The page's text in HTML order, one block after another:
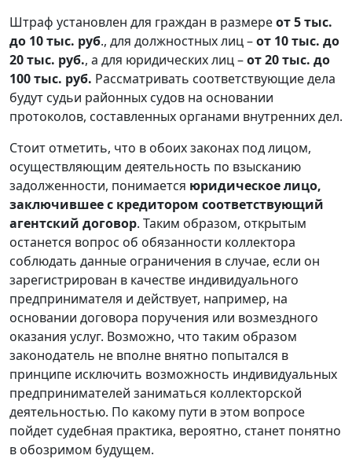
Штраф установлен для граждан в размереот 5 тыс.
до 10 тыс. руб., для должностных лиц –от 10 тыс. до
20 тыс. руб., а для юридических лиц –от 20 тыс. до
100 тыс. руб. Рассматривать соответствующие дела
будут судьи районных судов на основании
протоколов, составленных органами внутренних дел.
Стоит отметить, что в обоих законах под лицом,
осуществляющим деятельность по взысканию
задолженности, понимается юридическое лицо,
заключившее с кредитором соответствующий
агентский договор. Таким образом, открытым
останется вопрос об обязанности коллектора
соблюдать данные ограничения в случае, если он
зарегистрирован в качестве индивидуального
предпринимателя и действует, например, на
основании договора поручения или возмездного
оказания услуг. Возможно, что таким образом
законодатель не вполне внятно попытался в
принципе исключить возможность индивидуальных
предпринимателей заниматься коллекторской
деятельностью. По какому пути в этом вопросе
пойдет судебная практика, вероятно, станет понятно
в обозримом будущем.